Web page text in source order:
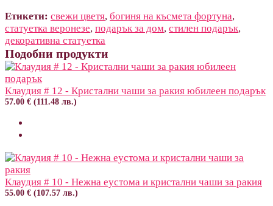
Етикети: свежи цветя, богиня на късмета фортуна,
статуетка веронезе, подарък за дом, стилен подарък,
декоративна статуетка
Подобни продукти
Клаудия # 12 - Кристални чаши за ракия юбилеен подарък
57.00 € (111.48 лв.)
Клаудия # 10 - Нежна еустома и кристални чаши за ракия
55.00 € (107.57 лв.)